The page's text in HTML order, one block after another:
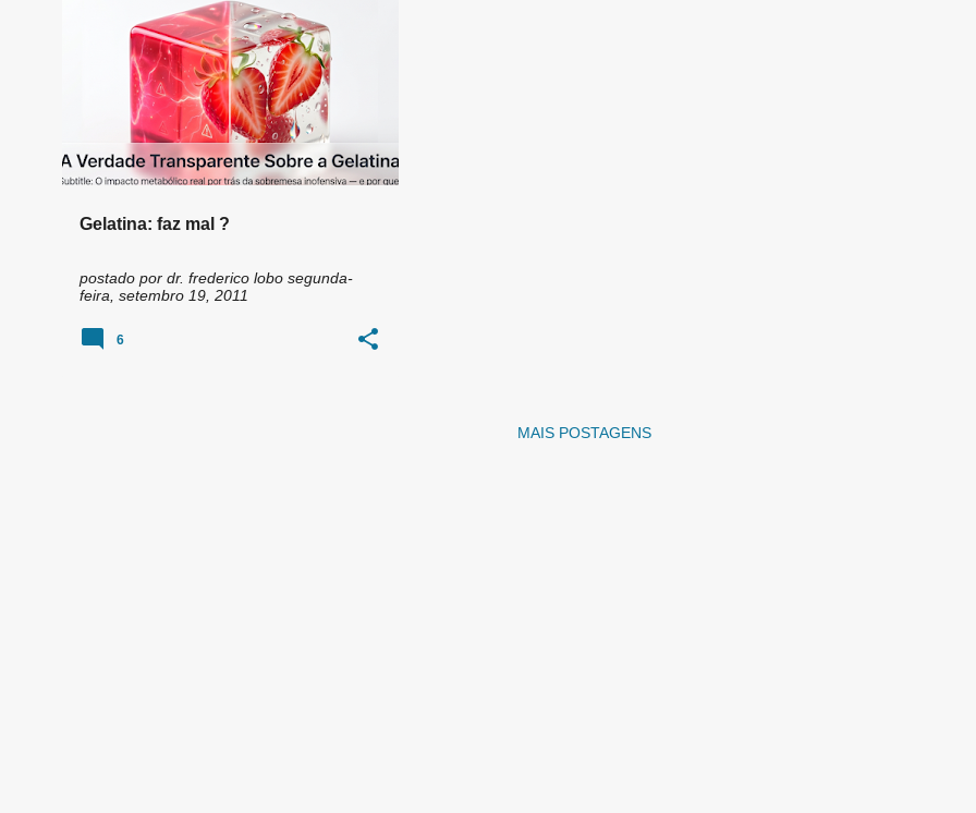
Gelatina: faz mal ?
postado por dr. frederico lobo segunda-
feira, setembro 19, 2011
AGAR-AGAR COLÁGENO
6
MAIS POSTAGENS